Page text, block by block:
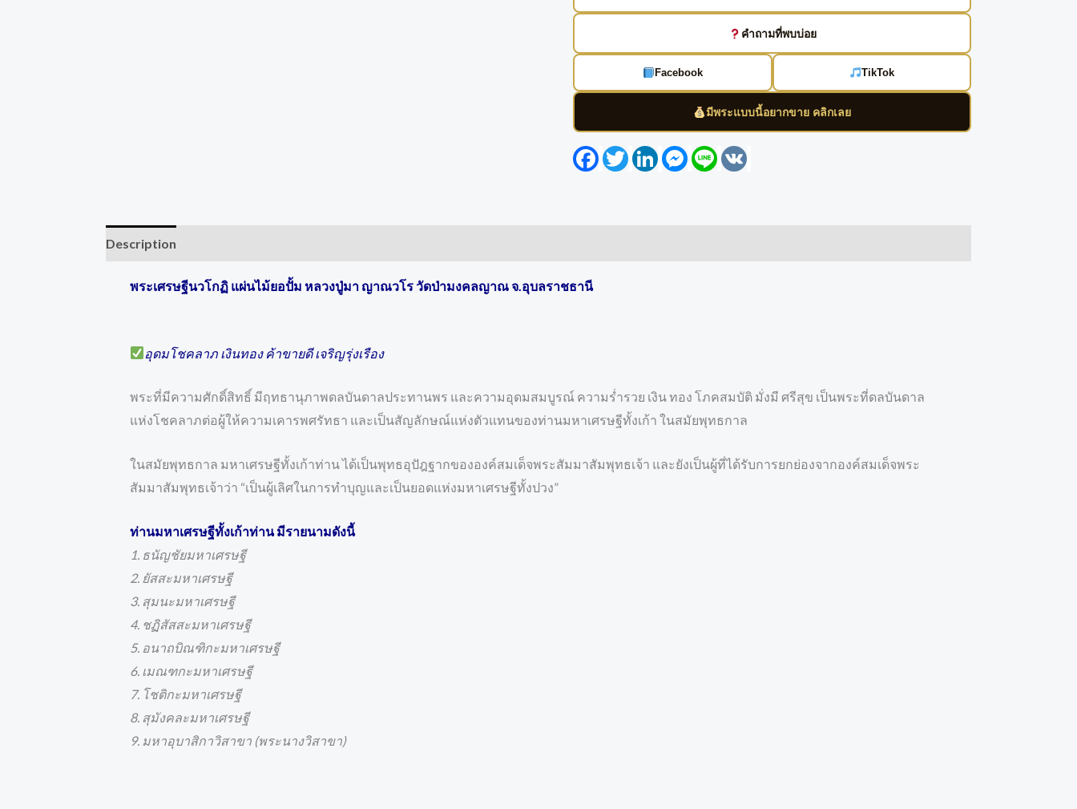
คำถามที่พบบ่อย
Facebook TikTok
มีพระแบบนี้อยากขาย คลิกเลย
Facebook
TwitterLinkedInMessenger
Line
Description
พระเศรษฐีนวโกฏิ แผ่นไม้ยอปั้ม หลวงปู่มา ญาณวโร วัดป่ามงคลญาณ จ.อุบลราชธานี
อุดมโชคลาภ เงินทอง ค้าขายดี เจริญรุ่งเรือง
พระที่มีความศักดิ์สิทธิ์ มีฤทธานุภาพดลบันดาลประทานพร และความอุดมสมบูรณ์ ความร่ำรวย เงิน ทอง โภคสมบัติ มั่งมี ศรีสุข เป็นพระที่ดลบันดาล
แห่งโชคลาภต่อผู้ให้ความเคารพศรัทธา และเป็นสัญลักษณ์แห่งตัวแทนของท่านมหาเศรษฐีทั้งเก้า ในสมัยพุทธกาล
ในสมัยพุทธกาล มหาเศรษฐีทั้งเก้าท่าน ได้เป็นพุทธอุปัฎฐากขององค์สมเด็จพระสัมมาสัมพุทธเจ้า และยังเป็นผู้ที่ได้รับการยกย่องจากองค์สมเด็จพระ
สัมมาสัมพุทธเจ้าว่า “เป็นผู้เลิศในการทำบุญและเป็นยอดแห่งมหาเศรษฐีทั้งปวง”
ท่านมหาเศรษฐีทั้งเก้าท่าน มีรายนามดังนี้
1. ธนัญชัยมหาเศรษฐี
2. ยัสสะมหาเศรษฐี
3. สุมนะมหาเศรษฐี
4. ชฏิสัสสะมหาเศรษฐี
5. อนาถบิณฑิกะมหาเศรษฐี
6. เมณฑกะมหาเศรษฐี
7. โชติกะมหาเศรษฐี
8. สุมังคละมหาเศรษฐี
9. มหาอุบาสิกาวิสาขา (พระนางวิสาขา)